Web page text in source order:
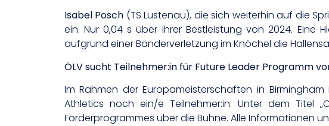
Isabel Posch (TS Lustenau), die sich weiterhin auf die
ein. Nur 0,04 s über ihrer Bestleistung von 2024.
aufgrund einer Bänderverletzung im Knöchel die
ÖLV sucht Teilnehmer:in für Future Leader Programm
Im Rahmen der Europameisterschaften in
Athletics noch ein/e Teilnehmer:in. Unter dem Titel
Förderprogrammes über die Bühne. Alle Informationen